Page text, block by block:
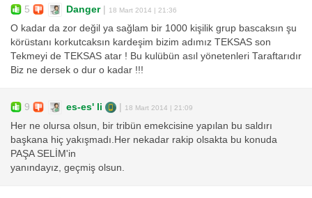
5 Danger| 18 Mart 2014 | 21:36
O kadar da zor değil ya sağlam bir 1000 kişilik grup bascaksın şu
körüstanı korkutcaksın kardeşim bizim adımız TEKSAS son
Tekmeyi de TEKSAS atar ! Bu kulübün asıl yönetenleri Taraftarıdır
Biz ne dersek o dur o kadar !!!
9 es-es' li | 18 Mart 2014 | 21:09
Her ne olursa olsun, bir tribün emekcisine yapılan bu saldırı
başkana hiç yakışmadı.Her nekadar rakip olsakta bu konuda
PAŞA SELİM'in
yanındayız, geçmiş olsun.